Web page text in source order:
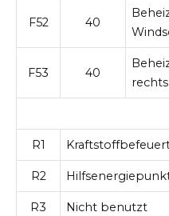
F52 40
F53 40
rechts
R1
R2
R3 Nicht benutzt